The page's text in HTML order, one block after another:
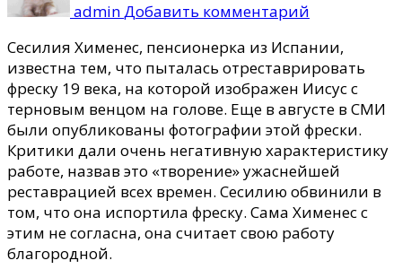
adminДобавить комментарий
фреску
с
Иисусом
Христом,
продает
ее
на
eBay
Сесилия Хименес, пенсионерка из Испании,
известна тем, что пыталась отреставрировать
фреску 19 века, на которой изображен Иисус с
терновым венцом на голове. Еще в августе в СМИ
были опубликованы фотографии этой фрески.
Критики дали очень негативную характеристику
работе, назвав это «творение» ужаснейшей
реставрацией всех времен. Сесилию обвинили в
том, что она испортила фреску. Сама Хименес с
этим не согласна, она считает свою работу
благородной.